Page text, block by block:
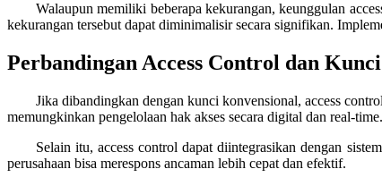
Walaupun memiliki beberapa kekurangan, keunggulan
kekurangan tersebut dapat diminimalisir secara signifikan.
Perbandingan Access Control dan
Jika dibandingkan dengan kunci konvensional, access
memungkinkan pengelolaan hak akses secara digital dan real-time.
Selain itu, access control dapat diintegrasikan dengan
perusahaan bisa merespons ancaman lebih cepat dan efektif.